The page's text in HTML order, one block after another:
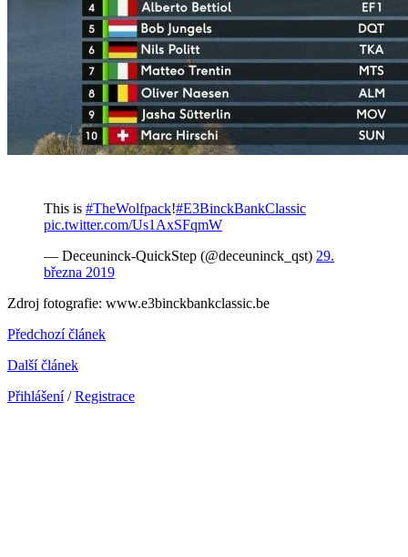
This is #TheWolfpack!#E3BinckBankClassic
pic.twitter.com/Us1AxSFqmW
— Deceuninck-QuickStep (@deceuninck_qst) 29.
března 2019
Zdroj fotografie: www.e3binckbankclassic.be
Předchozí článek
Další článek
Přihlášení/Registrace